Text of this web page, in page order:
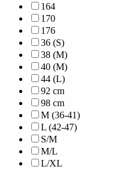
164
170
176
36 (S)
38 (M)
40 (M)
44 (L)
92 cm
98 cm
M (36-41)
L (42-47)
S/M
M/L
L/XL